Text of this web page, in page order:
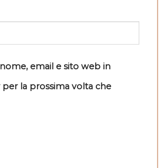
email e sito web in
la prossima volta che